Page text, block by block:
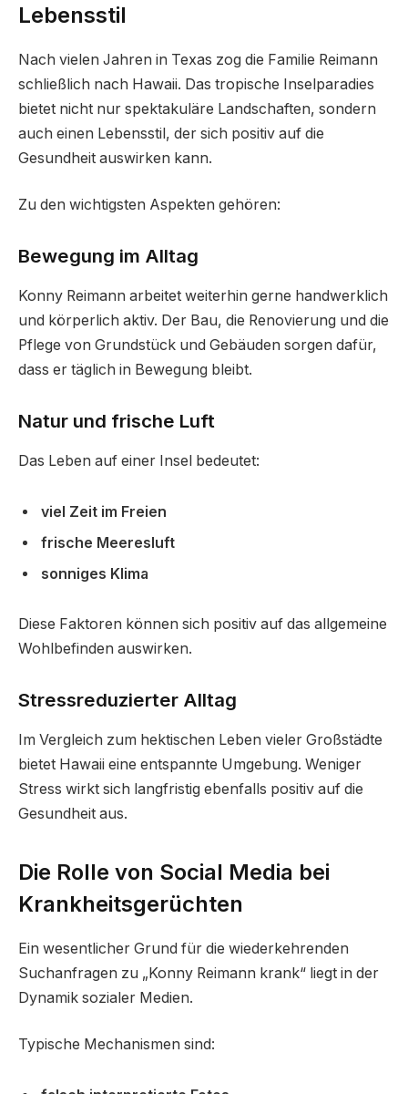
Lebensstil
Nach vielen Jahren in Texas zog die Familie Reimann
schließlich nach Hawaii. Das tropische Inselparadies
bietet nicht nur spektakuläre Landschaften, sondern
auch einen Lebensstil, der sich positiv auf die
Gesundheit auswirken kann.
Zu den wichtigsten Aspekten gehören:
Bewegung im Alltag
Konny Reimann arbeitet weiterhin gerne handwerklich
und körperlich aktiv. Der Bau, die Renovierung und die
Pflege von Grundstück und Gebäuden sorgen dafür,
dass er täglich in Bewegung bleibt.
Natur und frische Luft
Das Leben auf einer Insel bedeutet:
viel Zeit im Freien
frische Meeresluft
sonniges Klima
Diese Faktoren können sich positiv auf das allgemeine
Wohlbefinden auswirken.
Stressreduzierter Alltag
Im Vergleich zum hektischen Leben vieler Großstädte
bietet Hawaii eine entspannte Umgebung. Weniger
Stress wirkt sich langfristig ebenfalls positiv auf die
Gesundheit aus.
Die Rolle von Social Media bei
Krankheitsgerüchten
Ein wesentlicher Grund für die wiederkehrenden
Suchanfragen zu „Konny Reimann krank“ liegt in der
Dynamik sozialer Medien.
Typische Mechanismen sind: